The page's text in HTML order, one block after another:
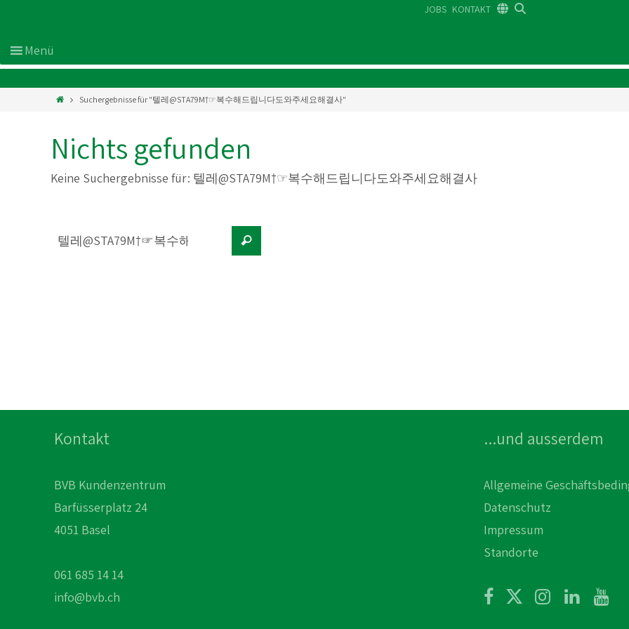
JOBS KONTAKT
Suchergebnisse für "텔레@STA79M†☞복수해드립니다도와주세요해결사"
Nichts gefunden
Keine Suchergebnisse für: 텔레@STA79M†☞복수해드립니다도와주세요해결사
Kontakt
BVB Kundenzentrum
Barfüsserplatz 24
4051 Basel
061 685 14 14
info@bvb.ch
...und ausserdem
Allgemeine
Datenschutz
Impressum
Standorte